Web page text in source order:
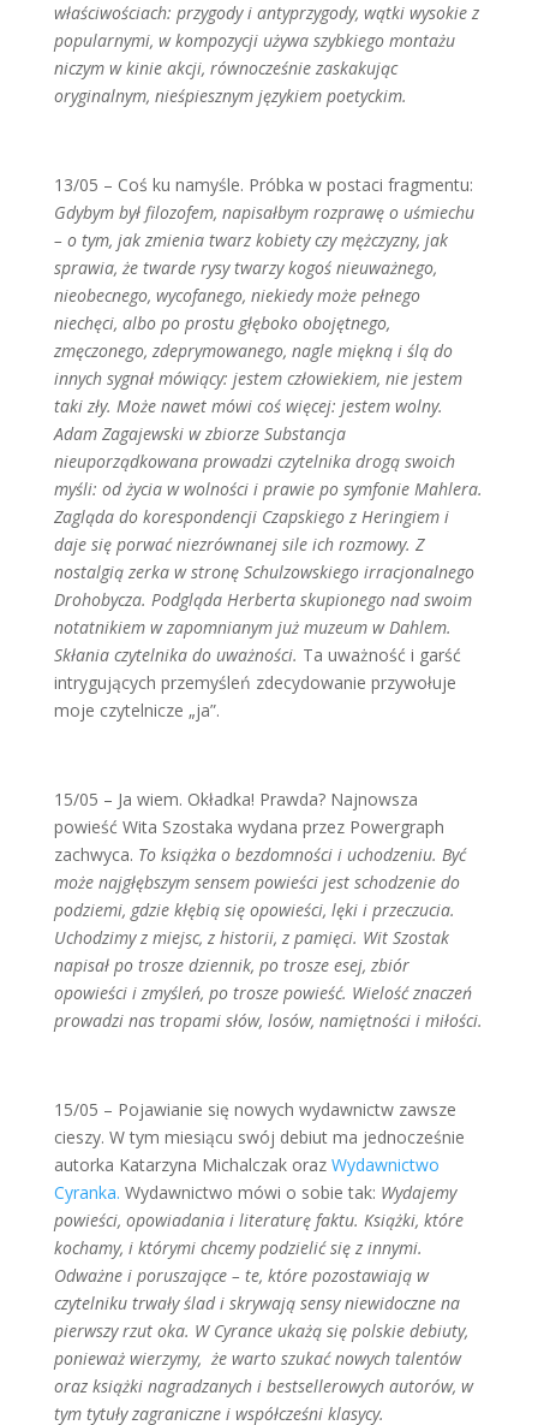
właściwościach: przygody i antyprzygody, wątki wysokie z
popularnymi, w kompozycji używa szybkiego montażu
niczym w kinie akcji, równocześnie zaskakując
oryginalnym, nieśpiesznym językiem poetyckim.
13/05 – Coś ku namyśle. Próbka w postaci fragmentu:
Gdybym był filozofem, napisałbym rozprawę o uśmiechu
– o tym, jak zmienia twarz kobiety czy mężczyzny, jak
sprawia, że twarde rysy twarzy kogoś nieuważnego,
nieobecnego, wycofanego, niekiedy może pełnego
niechęci, albo po prostu głęboko obojętnego,
zmęczonego, zdeprymowanego, nagle miękną i ślą do
innych sygnał mówiący: jestem człowiekiem, nie jestem
taki zły. Może nawet mówi coś więcej: jestem wolny.
Adam Zagajewski w zbiorze Substancja
nieuporządkowana prowadzi czytelnika drogą swoich
myśli: od życia w wolności i prawie po symfonie Mahlera.
Zagląda do korespondencji Czapskiego z Heringiem i
daje się porwać niezrównanej sile ich rozmowy. Z
nostalgią zerka w stronę Schulzowskiego irracjonalnego
Drohobycza. Podgląda Herberta skupionego nad swoim
notatnikiem w zapomnianym już muzeum w Dahlem.
Skłania czytelnika do uważności. Ta uważność i garść
intrygujących przemyśleń zdecydowanie przywołuje
moje czytelnicze „ja”.
15/05 – Ja wiem. Okładka! Prawda? Najnowsza
powieść Wita Szostaka wydana przez Powergraph
zachwyca. To książka o bezdomności i uchodzeniu. Być
może najgłębszym sensem powieści jest schodzenie do
podziemi, gdzie kłębią się opowieści, lęki i przeczucia.
Uchodzimy z miejsc, z historii, z pamięci. Wit Szostak
napisał po trosze dziennik, po trosze esej, zbiór
opowieści i zmyśleń, po trosze powieść. Wielość znaczeń
prowadzi nas tropami słów, losów, namiętności i miłości.
15/05 – Pojawianie się nowych wydawnictw zawsze
cieszy. W tym miesiącu swój debiut ma jednocześnie
autorka Katarzyna Michalczak oraz Wydawnictwo
Cyranka. Wydawnictwo mówi o sobie tak: Wydajemy
powieści, opowiadania i literaturę faktu. Książki, które
kochamy, i którymi chcemy podzielić się z innymi.
Odważne i poruszające – te, które pozostawiają w
czytelniku trwały ślad i skrywają sensy niewidoczne na
pierwszy rzut oka. W Cyrance ukażą się polskie debiuty,
ponieważ wierzymy, że warto szukać nowych talentów
oraz książki nagradzanych i bestsellerowych autorów, w
tym tytuły zagraniczne i współcześni klasycy.